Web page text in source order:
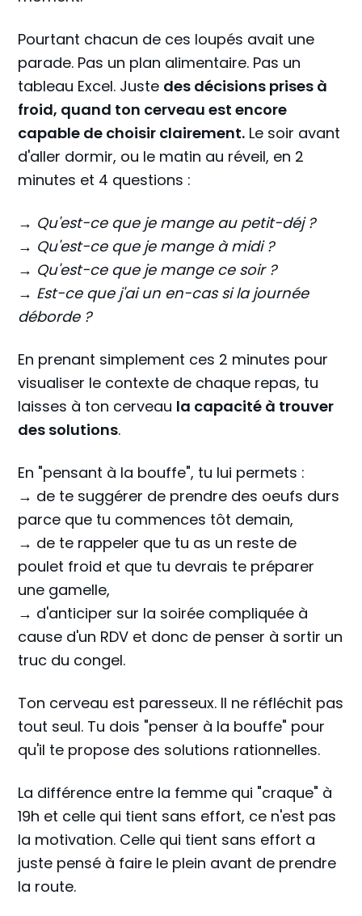
Pourtant chacun de ces loupés avait une
parade. Pas un plan alimentaire. Pas un
tableau Excel. Juste des décisions prises à
froid, quand ton cerveau est encore
capable de choisir clairement. Le soir avant
d'aller dormir, ou le matin au réveil, en 2
minutes et 4 questions :
→ Qu'est-ce que je mange au petit-déj ?
→ Qu'est-ce que je mange à midi ?
→ Qu'est-ce que je mange ce soir ?
→ Est-ce que j'ai un en-cas si la journée
déborde ?
En prenant simplement ces 2 minutes pour
visualiser le contexte de chaque repas, tu
laisses à ton cerveau la capacité à trouver
des solutions.
En "pensant à la bouffe", tu lui permets :
→ de te suggérer de prendre des oeufs durs
parce que tu commences tôt demain,
→ de te rappeler que tu as un reste de
poulet froid et que tu devrais te préparer
une gamelle,
→ d'anticiper sur la soirée compliquée à
cause d'un RDV et donc de penser à sortir un
truc du congel.
Ton cerveau est paresseux. Il ne réfléchit pas
tout seul. Tu dois "penser à la bouffe" pour
qu'il te propose des solutions rationnelles.
La différence entre la femme qui "craque" à
19h et celle qui tient sans effort, ce n'est pas
la motivation. Celle qui tient sans effort a
juste pensé à faire le plein avant de prendre
la route.